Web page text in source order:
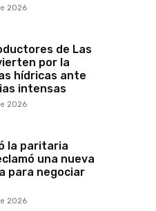
2026
de Las
por la
hídricas ante
intensas
2026
la paritaria
una nueva
para negociar
2026